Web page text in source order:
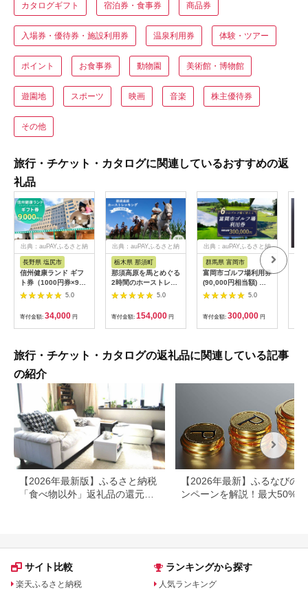
カタログギフト 宿泊券・食事券 商品券
入場券・優待券・施設利用券 温泉利用券 体験・ツアー
ポイント お食事券 動物園 美術館・博物館
遊園地 スポーツ 映画 音楽 株主優待券
その他
旅行・チケット・カタログに関連しているおすすめの返
礼品
出典：auPAYふるさと納
長野県 塩尻市
信州健康ランド ギフ
ト券（1000円券×9
枚） | 信州健康ランド
サウナ 大浴場 ボディ
ケア リラクゼーショ
ン 施設 宿泊 家族連れ
長野県 塩尻市
5.0
寄付金額: 34,000 円
出典：auPAYふるさと納
栃木県 那須町
那須高原を馬とめぐる
2時間のホーストレッ
キング 外乗ペア利用
券【平日限定】チケッ
ト 利用券 ペア 体験
乗馬 初心者歓迎〔P-
100〕
5.0
寄付金額: 154,000 円
出典：auPAYふるさと納
群馬県 富岡市
富岡市ゴルフ場利用券
(90,000円相当額) ゴ
ルフ チケット 平日 土
日 祝日 プレー券 関東
群馬県 首都圏 F20E-
350
5.0
寄付金額: 300,000 円
旅行・チケット・カタログの返礼品に関連している記事
の紹介
【2026年最新版】ふるさと納税
「食べ物以外」返礼品の還元率
【2026年最新】ふるなびの
ンペーンを解説！最大50%還
サイト比較
楽天ふるさと納税
ランキングから探す
人気ランキング